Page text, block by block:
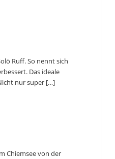
Ruff. So nennt sich
Das ideale
nur super […]
Chiemsee von der